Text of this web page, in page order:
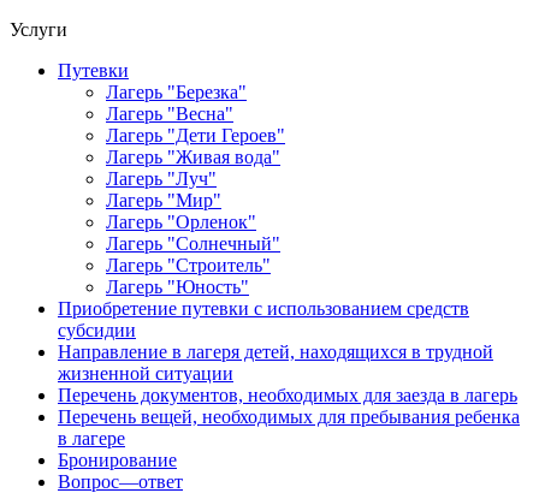
Услуги
Путевки
Лагерь "Березка"
Лагерь "Весна"
Лагерь "Дети Героев"
Лагерь "Живая вода"
Лагерь "Луч"
Лагерь "Мир"
Лагерь "Орленок"
Лагерь "Солнечный"
Лагерь "Строитель"
Лагерь "Юность"
Приобретение путевки с использованием средств
субсидии
Направление в лагеря детей, находящихся в трудной
жизненной ситуации
Перечень документов, необходимых для заезда в лагерь
Перечень вещей, необходимых для пребывания ребенка
в лагере
Бронирование
Вопрос—ответ